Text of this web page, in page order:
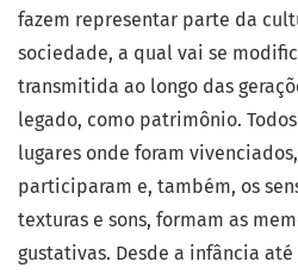
fazem representar parte da
sociedade, a qual vai se
transmitida ao longo das
legado, como patrimônio.
lugares onde foram
participaram e, também, os
texturas e sons, formam as
gustativas. Desde a infância